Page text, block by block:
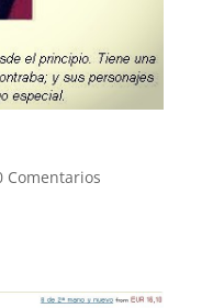
Comentarios